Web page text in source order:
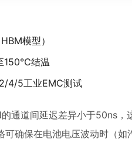
模型）
150℃结温
4/5工业EMC测试
通道间延迟差异小于50ns，
可确保在电池电压波动时（